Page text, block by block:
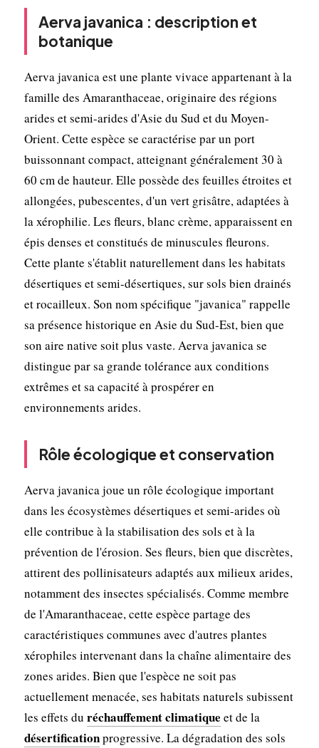
Aerva javanica : description et
botanique
Aerva javanica est une plante vivace appartenant à la
famille des Amaranthaceae, originaire des régions
arides et semi-arides d'Asie du Sud et du Moyen-
Orient. Cette espèce se caractérise par un port
buissonnant compact, atteignant généralement 30 à
60 cm de hauteur. Elle possède des feuilles étroites et
allongées, pubescentes, d'un vert grisâtre, adaptées à
la xérophilie. Les fleurs, blanc crème, apparaissent en
épis denses et constitués de minuscules fleurons.
Cette plante s'établit naturellement dans les habitats
désertiques et semi-désertiques, sur sols bien drainés
et rocailleux. Son nom spécifique "javanica" rappelle
sa présence historique en Asie du Sud-Est, bien que
son aire native soit plus vaste. Aerva javanica se
distingue par sa grande tolérance aux conditions
extrêmes et sa capacité à prospérer en
environnements arides.
Rôle écologique et conservation
Aerva javanica joue un rôle écologique important
dans les écosystèmes désertiques et semi-arides où
elle contribue à la stabilisation des sols et à la
prévention de l'érosion. Ses fleurs, bien que discrètes,
attirent des pollinisateurs adaptés aux milieux arides,
notamment des insectes spécialisés. Comme membre
de l'Amaranthaceae, cette espèce partage des
caractéristiques communes avec d'autres plantes
xérophiles intervenant dans la chaîne alimentaire des
zones arides. Bien que l'espèce ne soit pas
actuellement menacée, ses habitats naturels subissent
les effets du réchauffement climatique et de la
désertificationprogressive. La dégradation des sols